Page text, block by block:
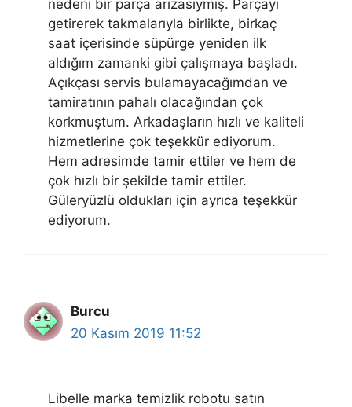
nedeni bir parça arızasıymış. Parçayı
getirerek takmalarıyla birlikte, birkaç
saat içerisinde süpürge yeniden ilk
aldığım zamanki gibi çalışmaya başladı.
Açıkçası servis bulamayacağımdan ve
tamiratının pahalı olacağından çok
korkmuştum. Arkadaşların hızlı ve kaliteli
hizmetlerine çok teşekkür ediyorum.
Hem adresimde tamir ettiler ve hem de
çok hızlı bir şekilde tamir ettiler.
Güleryüzlü oldukları için ayrıca teşekkür
ediyorum.
Burcu
20 Kasım 2019 11:52
Libelle marka temizlik robotu satın